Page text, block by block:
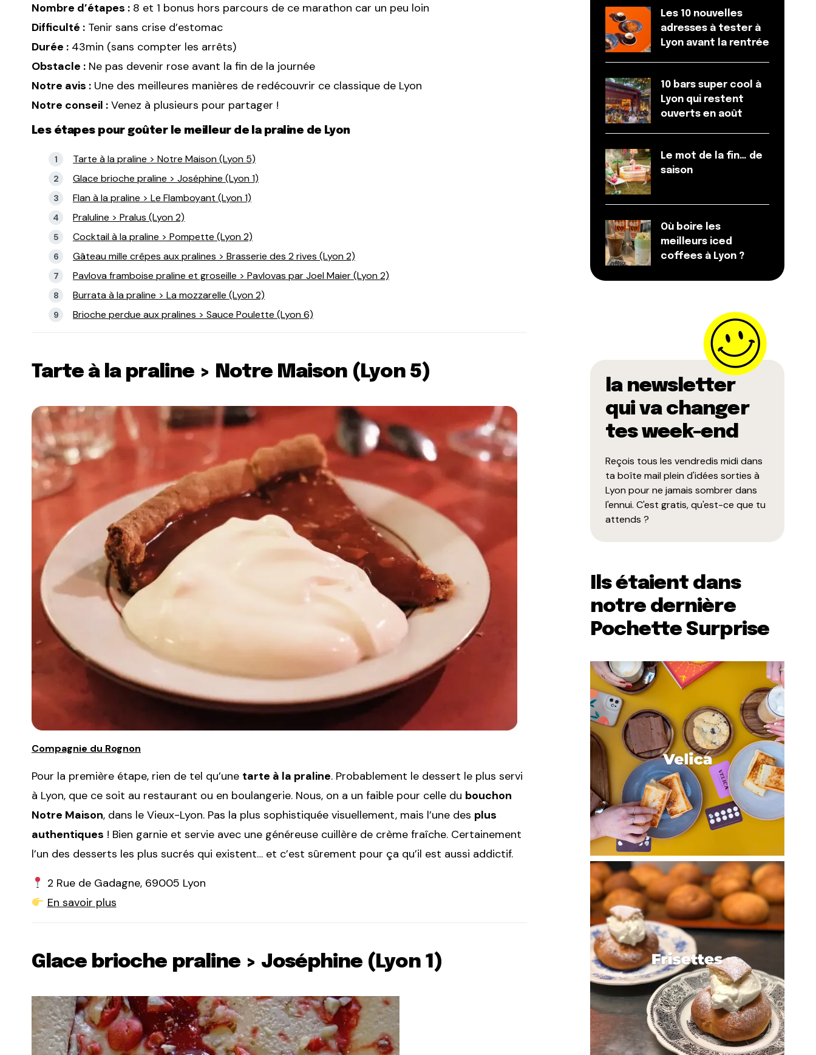
Nombre d’étapes : 8 et 1 bonus hors parcours de ce marathon car un peu loin
Difficulté : Tenir sans crise d’estomac
Durée : 43min (sans compter les arrêts)
Obstacle : Ne pas devenir rose avant la fin de la journée
Notre avis : Une des meilleures manières de redécouvrir ce classique de Lyon
Notre conseil : Venez à plusieurs pour partager !
Les étapes pour goûter le meilleur de la praline de Lyon
Tarte à la praline > Notre Maison (Lyon 5)
Glace brioche praline > Joséphine (Lyon 1)
Flan à la praline > Le Flamboyant (Lyon 1)
Praluline > Pralus (Lyon 2)
Cocktail à la praline > Pompette (Lyon 2)
Gâteau mille crêpes aux pralines > Brasserie des 2 rives (Lyon 2)
Pavlova framboise praline et groseille > Pavlovas par Joel Maier (Lyon 2)
Burrata à la praline > La mozzarelle (Lyon 2)
Brioche perdue aux pralines > Sauce Poulette (Lyon 6)
Tarte à la praline > Notre Maison (Lyon 5)
Compagnie du Rognon
Pour la première étape, rien de tel qu’une tarte à la praline. Probablement le dessert le plus servi
à Lyon, que ce soit au restaurant ou en boulangerie. Nous, on a un faible pour celle du bouchon
Notre Maison, dans le Vieux-Lyon. Pas la plus sophistiquée visuellement, mais l’une des plus
authentiques ! Bien garnie et servie avec une généreuse cuillère de crème fraîche. Certainement
l’un des desserts les plus sucrés qui existent… et c’est sûrement pour ça qu’il est aussi addictif.
2 Rue de Gadagne, 69005 Lyon
En savoir plus
Glace brioche praline > Joséphine (Lyon 1)
Les 10 nouvelles
adresses à tester à
Lyon avant la rentrée
10 bars super cool à
Lyon qui restent
ouverts en août
Le mot de la fin… de
saison
Où boire les
meilleurs iced
coffees à Lyon ?
la newsletter
qui va changer
tes week-end
Reçois tous les vendredis midi dans
ta boîte mail plein d'idées sorties à
Lyon pour ne jamais sombrer dans
l'ennui. C'est gratis, qu'est-ce que tu
attends ?
Ils étaient dans
notre dernière
Pochette Surprise